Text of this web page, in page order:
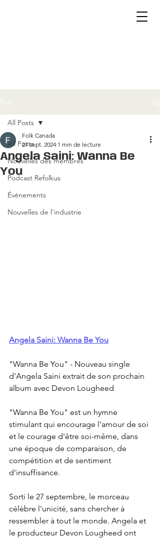
All Posts
Nouvelles des membres
Podcast Refolkus
Événements
Nouvelles de l'industrie
All Posts
Angela Saini: Wanna Be
You
Folk Canada
27 sept. 2024 1 min de lecture
Angela Saini: Wanna Be You
"Wanna Be You" - Nouveau single
d'Angela Saini extrait de son prochain
album avec Devon Lougheed
"Wanna Be You" est un hymne
stimulant qui encourage l'amour de soi
et le courage d'être soi-même, dans
une époque de comparaison, de
compétition et de sentiment
d'insuffisance.
Sorti le 27 septembre, le morceau
célèbre l'unicité, sans chercher à
ressembler à tout le monde. Angela et
le producteur Devon Lougheed ont